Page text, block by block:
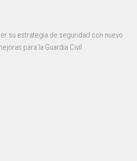
su estrategia de seguridad con nuevo
para la Guardia Civil